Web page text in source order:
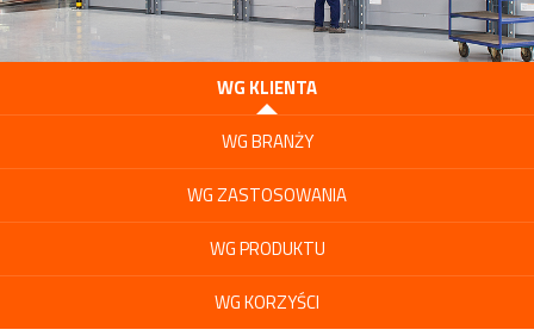
WG KLIENTA
WG BRANŻY
WG ZASTOSOWANIA
WG PRODUKTU
WG KORZYŚCI